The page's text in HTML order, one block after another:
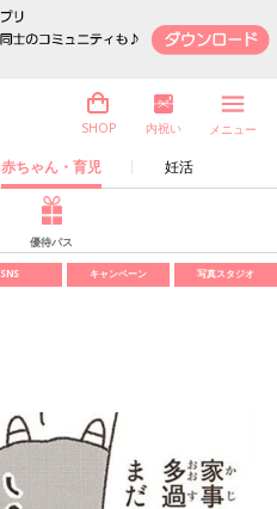
赤ちゃん・育児 妊活
SHOP 内祝い メニュー
優待パス
SNS キャンペーン 写真スタジオ